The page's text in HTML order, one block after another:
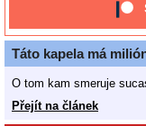
Táto kapela má
O tom kam smeruje
Přejít na článek